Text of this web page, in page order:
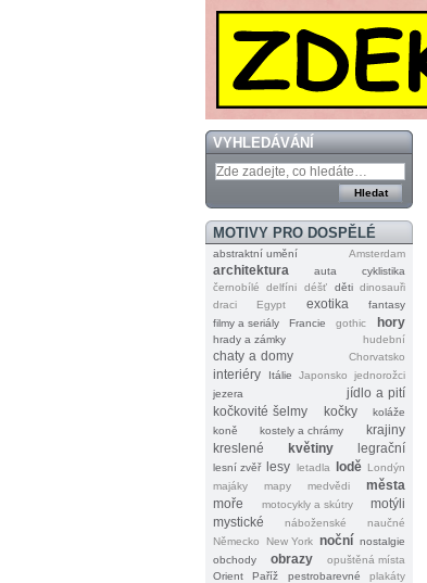
VYHLEDÁVÁNÍ
MOTIVY PRO DOSPĚLÉ
abstraktní umění Amsterdam
architektura auta
cyklistika
černobílé
delfíni déšť děti dinosauři
draci
Egypt exotika
fantasy
filmy a seriály
Francie gothic hory
hrady a zámky hudební
chaty a domy Chorvatsko
interiéry Itálie Japonsko
jednorožci
jezera
jídlo a pití
kočkovité šelmy
kočky
koláže
koně
kostely a chrámy
krajiny
kreslené
květiny legrační
lesní zvěř lesy letadla lodě Londýn
majáky
mapy medvědi
města
moře
motocykly a skútry
motýli
mystické
náboženské
naučné
Německo
New York noční nostalgie
obchody
obrazy
opuštěná místa
Orient
Paříž pestrobarevné
plakáty